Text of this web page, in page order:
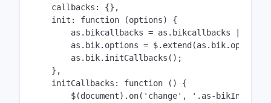
    callbacks: {},
    init: function (options) {
as.bik.options =
        as.bik.initCallbacks();
    },
    initCallbacks: function () {
$(document).on('change', '.as-bikInput',